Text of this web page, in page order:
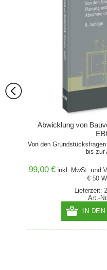
Abwicklung von
Von den
bis zur
99,00 € inkl. MwSt. und
€ 50
Lieferzeit:
Art.-
IN DEN